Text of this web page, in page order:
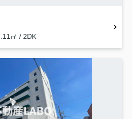
㎡ / 2DK